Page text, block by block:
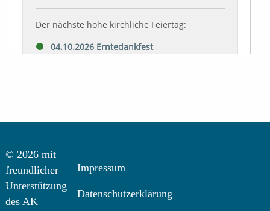
© 2026 mit
freundlicher
Unterstützung
des AK
Impressum
Datenschutzerklärung